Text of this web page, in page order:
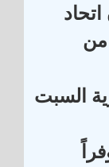
من
السبت